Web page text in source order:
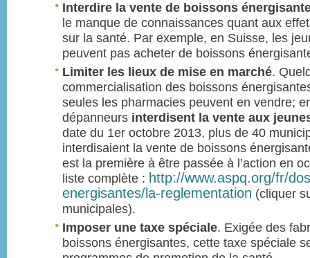
Interdire la vente de boissons
le manque de connaissances quant aux
sur la santé. Par exemple, en Suisse, les
peuvent pas acheter de boissons
Limiter les lieux de mise en marché.
commercialisation des boissons
seules les pharmacies peuvent en vendre;
dépanneurs interdisent la vente aux
date du 1er octobre 2013, plus de 40
interdisaient la vente de boissons
est la première à être passée à l’action en
liste complète : http://www.aspq.org/fr/
energisantes/la-reglementation (cliquer
municipales).
Imposer une taxe spéciale. Exigée des
boissons énergisantes, cette taxe spéciale